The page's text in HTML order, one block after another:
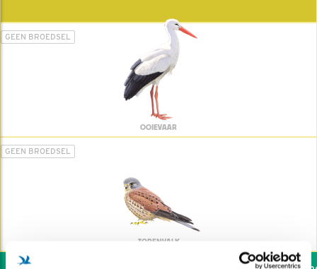
GEEN BROEDSEL
OOIEVAAR
GEEN BROEDSEL
TORENVALK